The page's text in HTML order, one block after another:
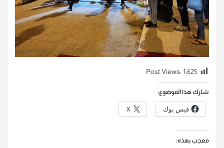
Post Views: 1٬625
شارك هذا الموضوع:
فيس بوك X
معجب بهذه: